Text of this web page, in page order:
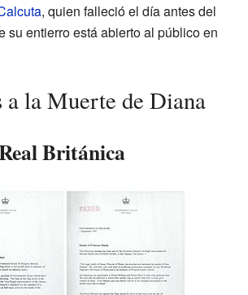
, quien falleció el día antes del
su entierro está abierto al público en
a la Muerte de Diana
Británica